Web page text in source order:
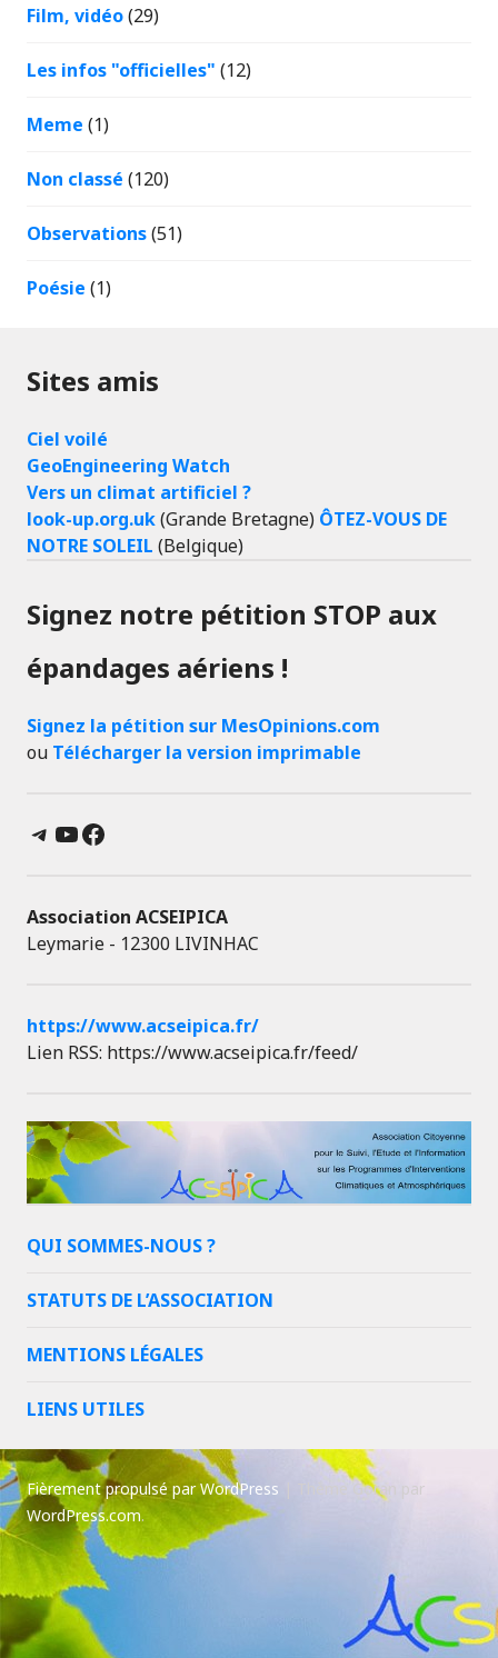
Film, vidéo(29)
Les infos "officielles" (12)
Meme (1)
Non classé (120)
Observations(51)
Poésie (1)
Sites amis
Ciel voilé
GeoEngineering Watch
Vers un climat artificiel ?
look-up.org.uk(Grande Bretagne) ÔTEZ-VOUS DE
NOTRE SOLEIL (Belgique)
Signez notre pétition STOP aux
épandages aériens !
Signez la pétition sur MesOpinions.com
ou Télécharger la version imprimable
Telegram
YouTube
Facebook
Association ACSEIPICA
Leymarie - 12300 LIVINHAC
https://www.acseipica.fr/
Lien RSS: https://www.acseipica.fr/feed/
QUI SOMMES-NOUS ?
STATUTS DE L’ASSOCIATION
MENTIONS LÉGALES
LIENS UTILES
Fièrement propulsé par WordPress
Thème Goran par
WordPress.com.